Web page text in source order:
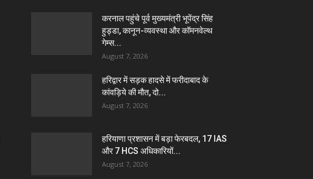
करनाल पहुंचे पूर्व मुख्यमंत्री भूपेंद्र सिंह
हुड्डा, कानून-व्यवस्था और कॉमनवेल्थ
गेम्स...
August 7, 2026
हरिद्वार में सड़क हादसे में फरीदाबाद के
कांवड़िये की मौत, दो...
August 7, 2026
हरियाणा प्रशासन में बड़ा फेरबदल, 17 IAS
और 7 HCS अधिकारियों...
August 7, 2026